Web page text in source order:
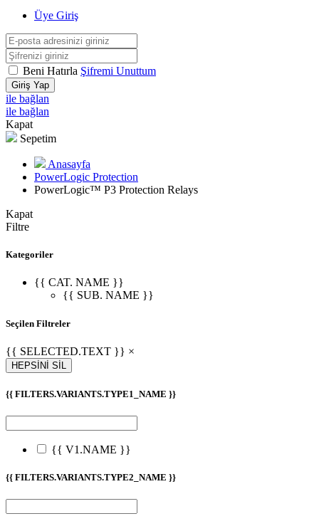
Üye Giriş
Beni Hatırla Şifremi Unuttum
Giriş Yap
ile bağlan
ile bağlan
Kapat
Sepetim
Anasayfa
PowerLogic Protection
PowerLogic™ P3 Protection Relays
Kapat
Filtre
Kategoriler
{{ CAT. NAME }}
{{ SUB. NAME }}
Seçilen Filtreler
{{ SELECTED.TEXT }} ×
HEPSİNİ SİL
{{ FILTERS.VARIANTS.TYPE1_NAME }}
{{ V1.NAME }}
{{ FILTERS.VARIANTS.TYPE2_NAME }}